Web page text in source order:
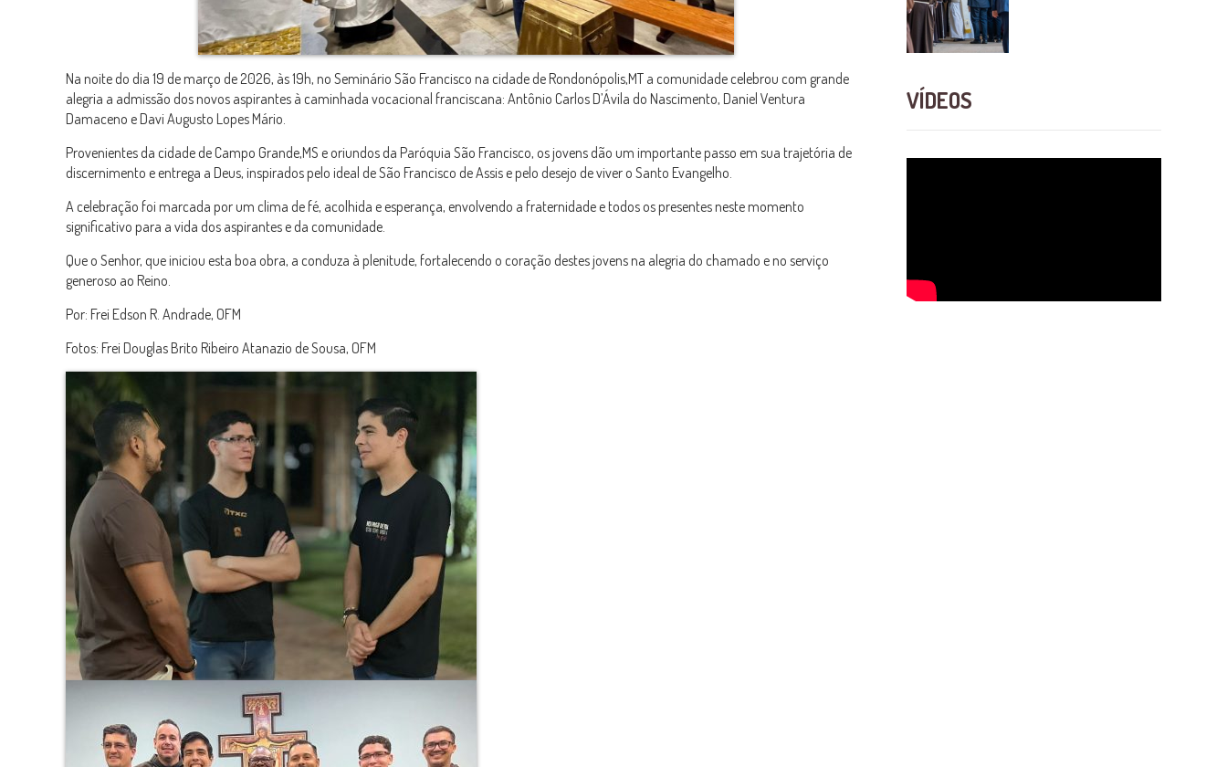
Na noite do dia 19 de março de 2026, às 19h, no Seminário São Francisco na cidade de Rondonópolis,MT a comunidade celebrou com grande
alegria a admissão dos novos aspirantes à caminhada vocacional franciscana: Antônio Carlos D’Ávila do Nascimento, Daniel Ventura
Damaceno e Davi Augusto Lopes Mário.
Provenientes da cidade de Campo Grande,MS e oriundos da Paróquia São Francisco, os jovens dão um importante passo em sua trajetória de
discernimento e entrega a Deus, inspirados pelo ideal deSão Francisco de Assis e pelo desejo de viver o Santo Evangelho.
A celebração foi marcada por um clima de fé, acolhida e esperança, envolvendo a fraternidade e todos os presentes neste momento
significativo para a vida dos aspirantes e da comunidade.
Que o Senhor, que iniciou esta boa obra, a conduza à plenitude, fortalecendo o coração destes jovens na alegria do chamado e no serviço
generoso ao Reino.
Por: Frei Edson R. Andrade, OFM
Fotos: Frei Douglas Brito Ribeiro Atanazio de Sousa, OFM
VÍDEOS